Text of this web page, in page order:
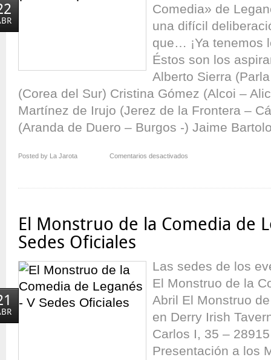
Comedia» de
una difícil
que… ¡Ya tenemos
Éstos son los
Alberto Sierra
(Corea del Sur) Cristina Gómez (Alcoi –
Martínez de Irujo (Jerez de la Frontera –
(Aranda de Duero – Burgos -) Jaime
Posted by La Jarota Comentarios desactivados
¡Ya!
El Monstruo de la Comedia de
Sedes Oficiales
Las sedes de los
El Monstruo de la
Abril El Monstruo
en Derry Irish
Carlos I, 35 –
Presentación a los